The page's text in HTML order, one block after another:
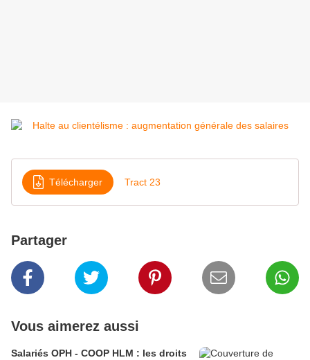
Télécharger Tract 23
Partager
Vous aimerez aussi
Salariés OPH - COOP HLM : les droits